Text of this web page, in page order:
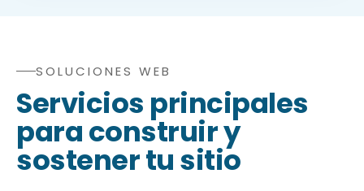
Soluciones de agencia web WordPress: sitios
SOLUCIONES WEB
Servicios principales
para construir y
sostener tu sitio